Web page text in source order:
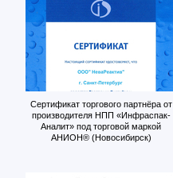
Сертификат торгового партнёра от
производителя НПП «Инфраспак-
Аналит» под торговой маркой
АНИОН® (Новосибирск)